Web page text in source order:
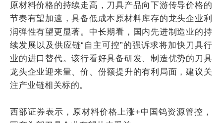
原材料价格的持续走高，刀具产品向下游传导价格的
节奏有望加速，具备低成本原材料库存的龙头企业利
润弹性有望更显著。中长期看，国内先进制造业的持
续发展以及供应链“自主可控”的强诉求将加快刀具行
业的进口替代。该行看好具备研发、制造优势的刀具
龙头企业迎来量、价、份额提升的有利局面，建议关
注产业链相关标的。
西部证券表示，原材料价格上涨+中国钨资源管控，